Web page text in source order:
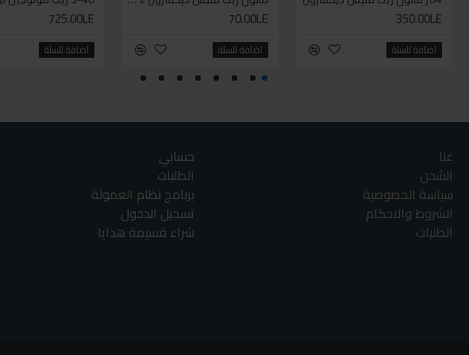
350.00LE
اضافة للسلة
70.00LE
اضافة للسلة
725.00LE
اضافة للسلة
عنا
الشحن
سياسة الخصوصية
الشروط والاحكام
الطلبات
حسابي
الطلبات
برنامج نظام العمولة
تسجيل الدخول
شراء قسيمة هدايا